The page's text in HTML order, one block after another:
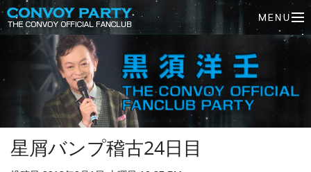
星屑バンプ稽古24日目